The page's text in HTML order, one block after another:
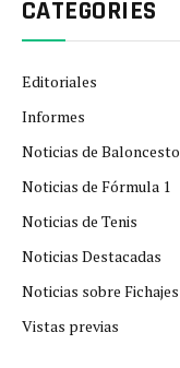
CATEGORIES
Editoriales
Informes
Noticias de Baloncesto
Noticias de Fórmula 1
Noticias de Tenis
Noticias Destacadas
Noticias sobre Fichajes
Vistas previas